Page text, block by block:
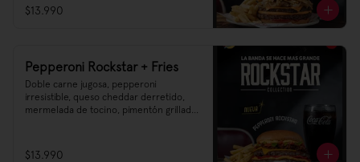
$13.990
Pepperoni Rockstar + Fries
Doble carne jugosa, pepperoni
irresistible, queso cheddar derretido,
mermelada de tocino, pimentón grillado,
$13.990